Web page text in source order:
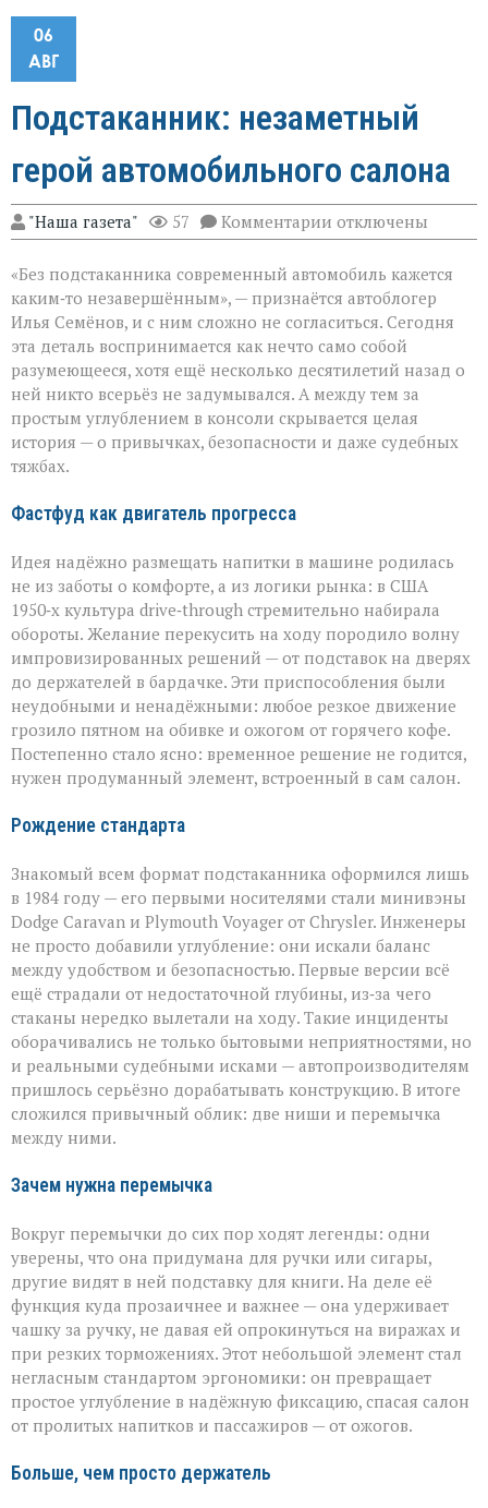
06
АВГ
Подстаканник: незаметный
герой автомобильного салона
"Наша газета" 57 Комментарии к
записи
незаметный
герой
автомобильного
салона
отключены
«Без подстаканника современный автомобиль кажется
каким‑то незавершённым», — признаётся автоблогер
Илья Семёнов, и с ним сложно не согласиться. Сегодня
эта деталь воспринимается как нечто само собой
разумеющееся, хотя ещё несколько десятилетий назад о
ней никто всерьёз не задумывался. А между тем за
простым углублением в консоли скрывается целая
история — о привычках, безопасности и даже судебных
тяжбах.
Фастфуд как двигатель прогресса
Идея надёжно размещать напитки в машине родилась
не из заботы о комфорте, а из логики рынка: в США
1950‑х культура drive‑through стремительно набирала
обороты. Желание перекусить на ходу породило волну
импровизированных решений — от подставок на дверях
до держателей в бардачке. Эти приспособления были
неудобными и ненадёжными: любое резкое движение
грозило пятном на обивке и ожогом от горячего кофе.
Постепенно стало ясно: временное решение не годится,
нужен продуманный элемент, встроенный в сам салон.
Рождение стандарта
Знакомый всем формат подстаканника оформился лишь
в 1984 году — его первыми носителями стали минивэны
Dodge Caravan и Plymouth Voyager от Chrysler. Инженеры
не просто добавили углубление: они искали баланс
между удобством и безопасностью. Первые версии всё
ещё страдали от недостаточной глубины, из‑за чего
стаканы нередко вылетали на ходу. Такие инциденты
оборачивались не только бытовыми неприятностями, но
и реальными судебными исками — автопроизводителям
пришлось серьёзно дорабатывать конструкцию. В итоге
сложился привычный облик: две ниши и перемычка
между ними.
Зачем нужна перемычка
Вокруг перемычки до сих пор ходят легенды: одни
уверены, что она придумана для ручки или сигары,
другие видят в ней подставку для книги. На деле её
функция куда прозаичнее и важнее — она удерживает
чашку за ручку, не давая ей опрокинуться на виражах и
при резких торможениях. Этот небольшой элемент стал
негласным стандартом эргономики: он превращает
простое углубление в надёжную фиксацию, спасая салон
от пролитых напитков и пассажиров — от ожогов.
Больше, чем просто держатель